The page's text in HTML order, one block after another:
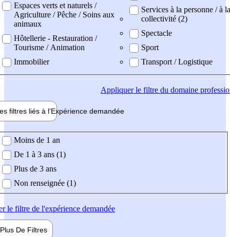
Espaces verts et naturels /
Agriculture / Pêche / Soins aux
animaux
Hôtellerie - Restauration /
Tourisme / Animation
Immobilier
Services à la personne / à la
collectivité (2)
Spectacle
Sport
Transport / Logistique
Appliquerle filtre du domaine
filtres liés à l'Expérience demandée
demandée
Moins de 1 an
De 1 à 3 ans (1)
Plus de 3 ans
Non renseignée (1)
le filtre de l'expérience demandée
Plus De Filtres